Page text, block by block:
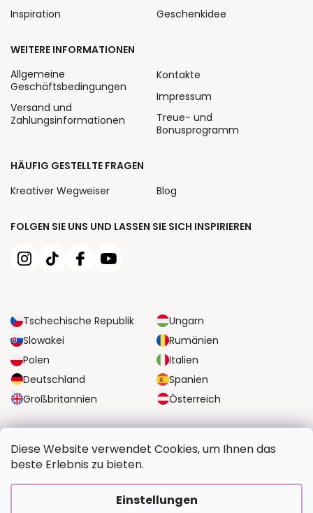
Diese Website verwendet Cookies, um Ihnen das
beste Erlebnis zu bieten.
Einstellungen
FOLGEN SIE UNS UND LASSEN SIE SICH INSPIRIEREN
Tschechische Republik
Ungarn
Slowakei
Rumänien
Polen
Italien
Deutschland
Spanien
Großbritannien
Österreich
Inspiration
Geschenkidee
WEITERE INFORMATIONEN
Allgemeine
Geschäftsbedingungen
Versand und
Zahlungsinformationen
Kontakte
Impressum
Treue- und
Bonusprogramm
HÄUFIG GESTELLTE FRAGEN
Kreativer Wegweiser
Blog
SICHERE ZAHLUNGSOPTIONEN